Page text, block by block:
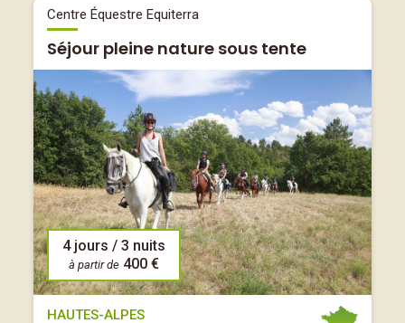
Centre Équestre Equiterra
Séjour pleine nature sous tente
4 jours / 3 nuits
à partir de 400 €
HAUTES-ALPES